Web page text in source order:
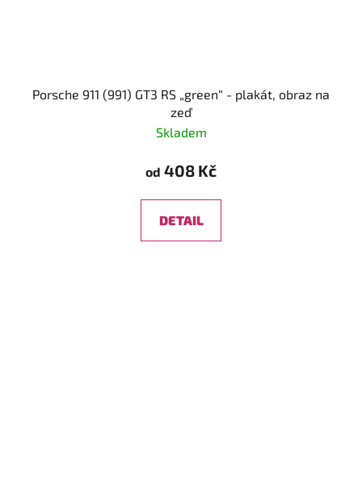
Porsche 911 (991) GT3 RS „green“ - plakát, obraz na
zeď
Skladem
od 408 Kč
DETAIL